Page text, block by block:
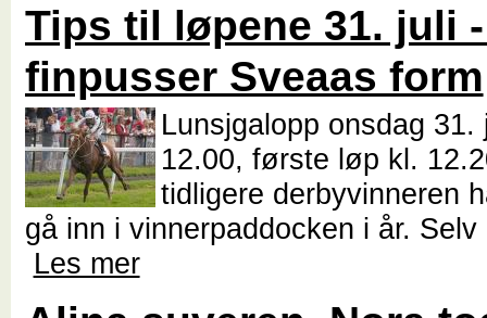
Tips til løpene 31. juli
finpusser Sveaas form
Lunsjgalopp onsdag 31.
12.00, første løp kl.
tidligere derbyvinneren
gå inn i vinnerpaddocken i år.
Les mer